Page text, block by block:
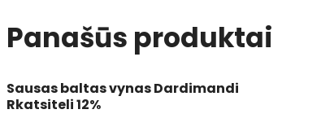
Panašūs produktai
Sausas baltas vynas Dardimandi
Rkatsiteli 12%